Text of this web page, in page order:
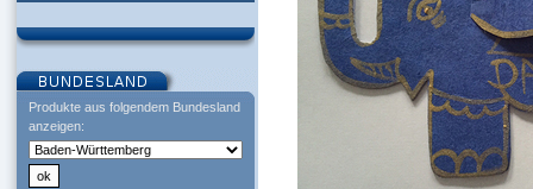
Produkte aus folgendem Bundesland
anzeigen: